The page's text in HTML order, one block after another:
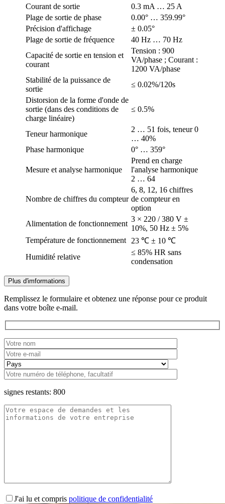
Courant de sortie
0.3 mA … 25 A
Plage de sortie de phase
0.00° … 359.99°
Précision d'affichage
± 0.05°
Plage de sortie de fréquence
40 Hz … 70 Hz
Capacité de sortie en tension et
courant
Tension : 900
VA/phase ; Courant :
1200 VA/phase
Stabilité de la puissance de
sortie
≤ 0.02%/120s
Distorsion de la forme d'onde de
sortie (dans des conditions de
charge linéaire)
≤ 0.5%
Teneur harmonique
2 … 51 fois, teneur 0
… 40%
Phase harmonique
0° … 359°
Mesure et analyse harmonique
Prend en charge
l'analyse harmonique
2 … 64
Nombre de chiffres du compteur
6, 8, 12, 16 chiffres
de compteur en
option
Alimentation de fonctionnement
3 × 220 / 380 V ±
10%, 50 Hz ± 5%
Température de fonctionnement
23 ℃ ± 10 ℃
Humidité relative
≤ 85% HR sans
condensation
Plus d'imformations
Remplissez le formulaire et obtenez une réponse pour ce produit
dans votre boîte e-mail.
signes restants: 800
J'ai lu et compris politique de confidentialité